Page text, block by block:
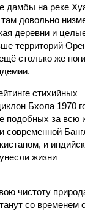
дамбы на реке
довольно
деревни и
территорий
столько же
стихийных
Бхола 1970
за всю
современной
и
жизни
чистоту
со временем